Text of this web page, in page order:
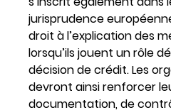
jurisprudence
droit à l’explication des
lorsqu’ils jouent un rôle
décision de crédit. Les
devront ainsi renforcer
documentation, de